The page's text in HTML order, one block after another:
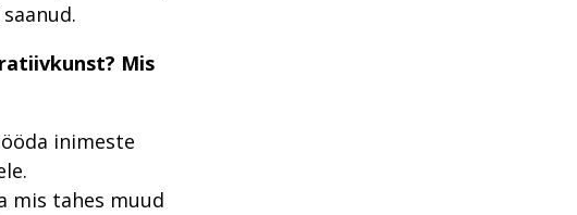
Mis
inimeste
mis tahes muud